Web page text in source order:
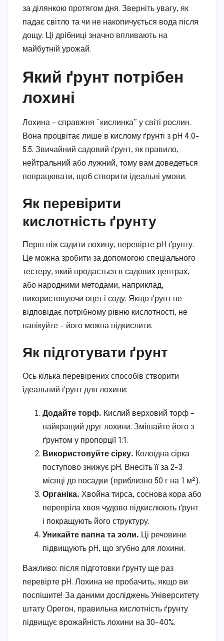
за ділянкою протягом дня. Зверніть увагу, як
падає світло та чи не накопичується вода після
дощу. Ці дрібниці значно впливають на
майбутній урожай.
Який ґрунт потрібен
лохині
Лохина – справжня “кислинка” у світі рослин.
Вона процвітає лише в кислому ґрунті з pH 4.0-
5.5. Звичайний садовий ґрунт, як правило,
нейтральний або лужний, тому вам доведеться
попрацювати, щоб створити ідеальні умови.
Як перевірити
кислотність ґрунту
Перш ніж садити лохину, перевірте pH ґрунту.
Це можна зробити за допомогою спеціального
тестеру, який продається в садових центрах,
або народними методами, наприклад,
використовуючи оцет і соду. Якщо ґрунт не
відповідає потрібному рівню кислотності, не
панікуйте – його можна підкислити.
Як підготувати ґрунт
Ось кілька перевірених способів створити
ідеальний ґрунт для лохини:
Додайте торф. Кислий верховий торф –
найкращий друг лохини. Змішайте його з
ґрунтом у пропорції 1:1.
Використовуйте сірку. Колоїдна сірка
поступово знижує pH. Внесіть її за 2-3
місяці до посадки (приблизно 50 г на 1 м²).
Органіка. Хвойна тирса, соснова кора або
перепріла хвоя чудово підкислюють ґрунт
і покращують його структуру.
Уникайте вапна та золи. Ці речовини
підвищують pH, що згубно для лохини.
Важливо: після підготовки ґрунту ще раз
перевірте pH. Лохина не пробачить, якщо ви
поспішите! За даними досліджень Університету
штату Орегон, правильна кислотність ґрунту
підвищує врожайність лохини на 30-40%.